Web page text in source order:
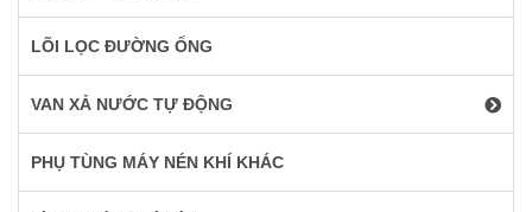
LÕI LỌC ĐƯỜNG ỐNG
VAN XẢ NƯỚC TỰ ĐỘNG
PHỤ TÙNG MÁY NÉN KHÍ KHÁC